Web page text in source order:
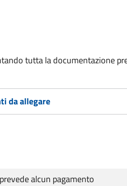
tutta la documentazione
da allegare
alcun pagamento